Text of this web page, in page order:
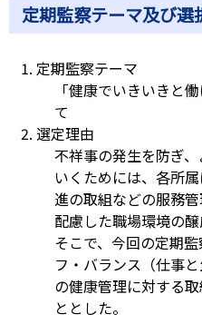
定期監察テーマ及び選
定期監察テーマ
「健康でいきいきと
て
選定理由
不祥事の発生を防ぎ
いくためには、各所
進の取組などの服務
配慮した職場環境の醸
そこで、今回の定期
フ・バランス（仕事
の健康管理に対する
ととした。